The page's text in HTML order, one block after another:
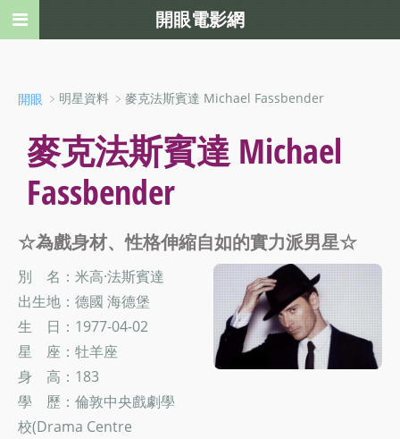
開眼 ﹥明星資料 ﹥麥克法斯賓達 Michael Fassbender
麥克法斯賓達 Michael
Fassbender
☆為戲身材、性格伸縮自如的實力派男星☆
別 名：米高·法斯賓達
出生地：德國 海德堡
生 日：1977-04-02
星 座：牡羊座
身 高：183
學 歷：倫敦中央戲劇學
校(Drama Centre
開眼電影網